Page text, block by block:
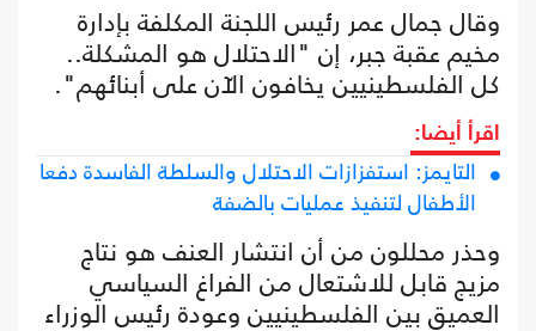
وقال جمال عمر رئيس اللجنة المكلفة بإدارة
مخيم عقبة جبر، إن "الاحتلال هو المشكلة..
كل الفلسطينيين يخافون الآن على أبنائهم".
اقرأ أيضا:
التايمز: استفزازات الاحتلال والسلطة الفاسدة دفعا
الأطفال لتنفيذ عمليات بالضفة
وحذر محللون من أن انتشار العنف هو نتاج
مزيج قابل للاشتعال من الفراغ السياسي
العميق بين الفلسطينيين وعودة رئيس الوزراء